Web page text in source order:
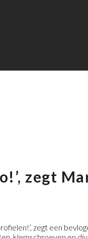
zegt
zegt een